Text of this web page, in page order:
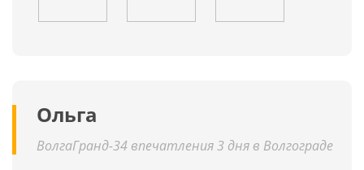
Ольга
ВолгаГранд-34 впечатления 3 дня в Волгограде